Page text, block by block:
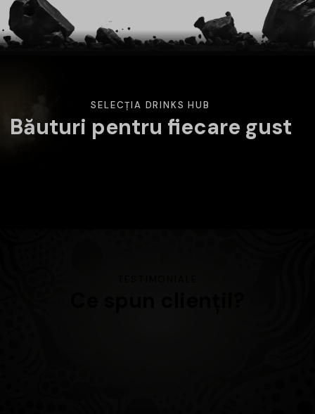
SELECȚIA DRINKS HUB
Băuturi pentru fiecare gust